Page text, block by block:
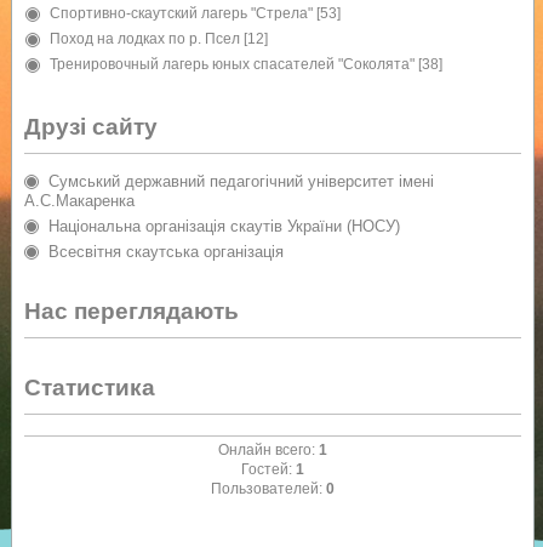
Спортивно-скаутский лагерь "Стрела" [53]
Поход на лодках по р. Псел [12]
Тренировочный лагерь юных спасателей "Соколята" [38]
Друзі сайту
Сумський державний педагогічний університет імені
А.С.Макаренка
Національна організація скаутів України (НОСУ)
Всесвітня скаутська організація
Нас переглядають
Статистика
Онлайн всего: 1
Гостей: 1
Пользователей: 0